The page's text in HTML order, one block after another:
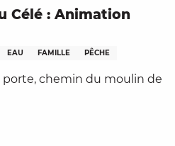
Célé : Animation
EAU FAMILLE PÊCHE
chemin du moulin de